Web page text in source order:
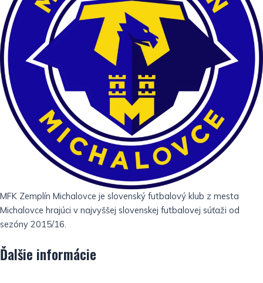
MFK Zemplín Michalovce je slovenský futbalový klub z mesta
Michalovce hrajúci v najvyššej slovenskej futbalovej súťaži od
sezóny 2015/16.
Ďalšie informácie